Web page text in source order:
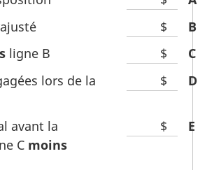
$
B
ligne B $
C
lors de la
$ D
avant la
C moins
$ E